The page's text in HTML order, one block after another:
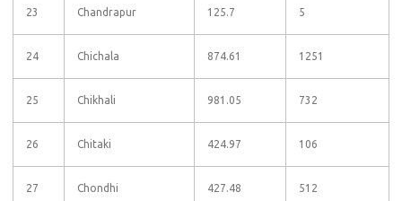
23 Chandrapur 125.7 5
24 Chichala 874.61 1251
25 Chikhali 981.05 732
26 Chitaki 424.97 106
27 Chondhi 427.48 512